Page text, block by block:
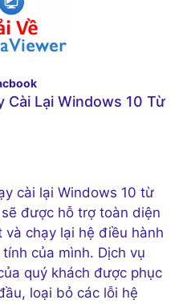
Cài Lại Windows 10 Từ
cài lại Windows 10 từ
được hỗ trợ toàn diện
chạy lại hệ điều hành
của mình. Dịch vụ
quý khách được phục
loại bỏ các lỗi hệ